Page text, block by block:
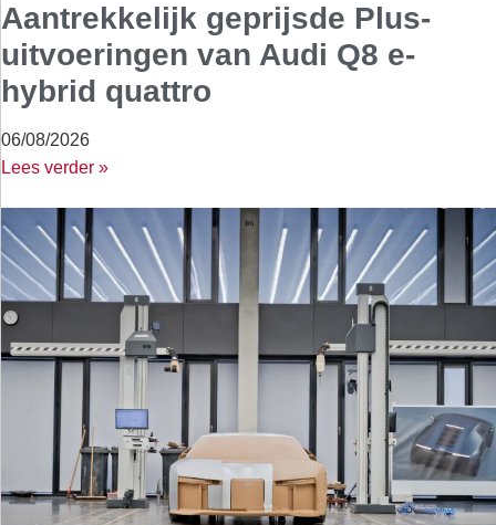
Aantrekkelijk geprijsde Plus-
uitvoeringen van Audi Q8 e-
hybrid quattro
06/08/2026
Lees verder »